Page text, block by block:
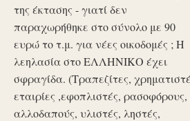
της έκτασης - γιατί δεν
παραχωρήθηκε στο σύνολο με 90
ευρώ το τ.μ. για νέες οικοδομές ; Η
λεηλασία στο ΕΛΛΗΝΙΚΟ έχει
σφραγίδα. (Τραπεζίτες,
εταιρίες ,εφοπλιστές, ρασοφόρους,
αλλοδαπούς, υλιστές, ληστές,